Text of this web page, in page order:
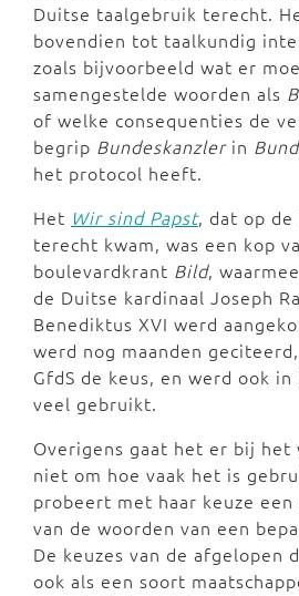
Duitse taalgebruik terecht.
bovendien tot taalkundig
zoals bijvoorbeeld wat er
samengestelde woorden als
of welke consequenties de
begrip Bundeskanzlerin
het protocol heeft.
Het Wir sind Papst, dat op de
terecht kwam, was een kop
boulevardkrant Bild,
de Duitse kardinaal Joseph
Benediktus XVI werd
werd nog maanden
GfdS de keus, en werd ook
veel gebruikt.
Overigens gaat het er bij het
niet om hoe vaak het is
probeert met haar keuze
van de woorden van een
De keuzes van de afgelopen
ook als een soort